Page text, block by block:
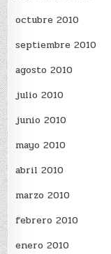
octubre 2010
septiembre 2010
agosto 2010
julio 2010
junio 2010
mayo 2010
abril 2010
marzo 2010
febrero 2010
enero 2010